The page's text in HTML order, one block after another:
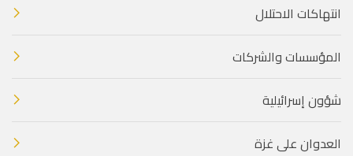
انتهاكات الاحتلال
المؤسسات والشركات
شؤون إسرائيلية
العدوان على غزة